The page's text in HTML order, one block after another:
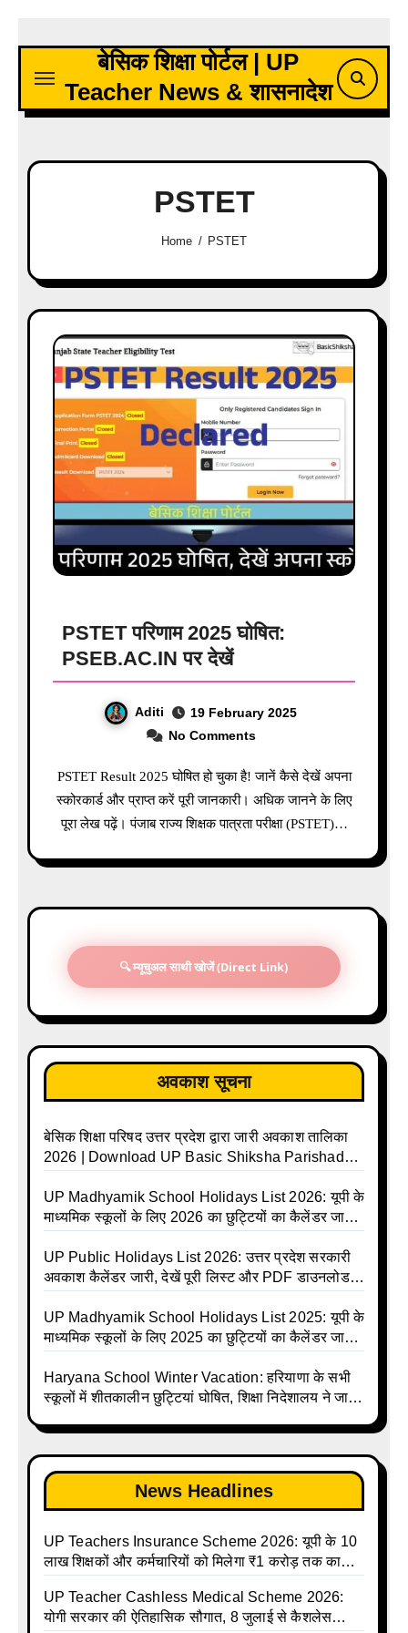
content
बेसिक शिक्षा पोर्टल | UP
Teacher News & शासनादेश
PSTET
Home PSTET
PSTET परिणाम 2025 घोषित:
PSEB.AC.IN पर देखें
Aditi
19 February 2025
No Comments
PSTET Result 2025 घोषित हो चुका है! जानें कैसे देखें अपना
स्कोरकार्ड और प्राप्त करें पूरी जानकारी। अधिक जानने के लिए
पूरा लेख पढ़ें। पंजाब राज्य शिक्षक पात्रता परीक्षा (PSTET)…
🔍 म्यूचुअल साथी खोजें (Direct Link)
अवकाश सूचना
बेसिक शिक्षा परिषद उत्तर प्रदेश द्वारा जारी अवकाश तालिका
2026 | Download UP Basic Shiksha Parishad
Basic School Avkash Talika UP 2026 | UP Basic
Shiksha Parishad Avkash Talika 2026 | UP
Calendar List 2026
UP Madhyamik School Holidays List 2026: यूपी के
माध्यमिक स्कूलों के लिए 2026 का छुट्टियों का कैलेंडर जारी |
UP Madhyamik Avkash Talika 2026 | UP
Madhyamik School avkash suchi | UP
Holiday Calendar | Madhyamik School Holidays
List 2026
UP Public Holidays List 2026: उत्तर प्रदेश सरकारी
अवकाश कैलेंडर जारी, देखें पूरी लिस्ट और PDF डाउनलोड
talika | Sarkari Avkash Talika | Up Holidays List |
Holidays Calendar
UP Madhyamik School Holidays List 2025: यूपी के
माध्यमिक स्कूलों के लिए 2025 का छुट्टियों का कैलेंडर जारी |
Up Madhyamik Avkash Talika 2025 | UP
Madhyamik School avkash suchi | UP
holiday calendar | Madhyamik School Holidays
List 2025
Haryana School Winter Vacation: हरियाणा के सभी
स्कूलों में शीतकालीन छुट्टियां घोषित, शिक्षा निदेशालय ने जारी
News Headlines
UP Teachers Insurance Scheme 2026: यूपी के 10
लाख शिक्षकों और कर्मचारियों को मिलेगा ₹1 करोड़ तक का
UP Teacher Cashless Medical Scheme 2026:
योगी सरकार की ऐतिहासिक सौगात, 8 जुलाई से कैशलेस